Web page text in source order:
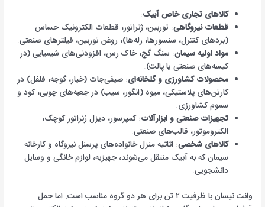
کالاهای تجاری خاص آبیک:
قطعات نیروگاهی: توربین، ژنراتور، قطعات الکترونیک حساس
(بردهای کنترل، سنسورها، رله‌ها)، روغن توربین، فیلترهای صنعتی.
مواد اولیه سیمان: سنگ گچ، خاک رس، افزودنی‌های شیمیایی (در
کیسه‌های صنعتی یا پالت).
محصولات کشاورزی و گلخانه‌ای: صیفی‌جات (خیار، گوجه، فلفل) در
کارتن‌های پلاستیکی، میوه (انگور، سیب) در جعبه‌های چوبی، کود و
سموم کشاورزی.
تجهیزات صنعتی و ابزارآلات: کمپرسور، دیزل ژنراتور کوچک،
الکتروموتور، قالب‌های صنعتی.
کالاهای شخصی: اثاثیه منزل خانواده‌های پرسنل نیروگاه و کارخانه
سیمان که به آبیک منتقل می‌شوند، جهیزیه، لوازم خانگی و وسایل
دانشجویی.
وانت نیسان با ظرفیت ۲ تن برای هر دو گروه مناسب است. اما حمل